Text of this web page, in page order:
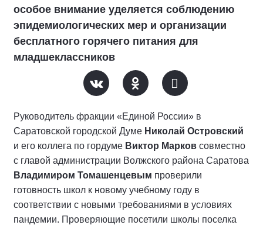
особое внимание уделяется соблюдению
эпидемиологических мер и организации
бесплатного горячего питания для
младшеклассников
Руководитель фракции «Единой России» в
Саратовской городской Думе Николай Островский
и его коллега по гордуме Виктор Марков совместно
с главой администрации Волжского района Саратова
Владимиром Томашенцевым проверили
готовность школ к новому учебному году в
соответствии с новыми требованиями в условиях
пандемии. Проверяющие посетили школы поселка